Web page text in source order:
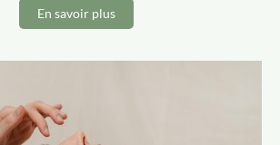
En savoir plus